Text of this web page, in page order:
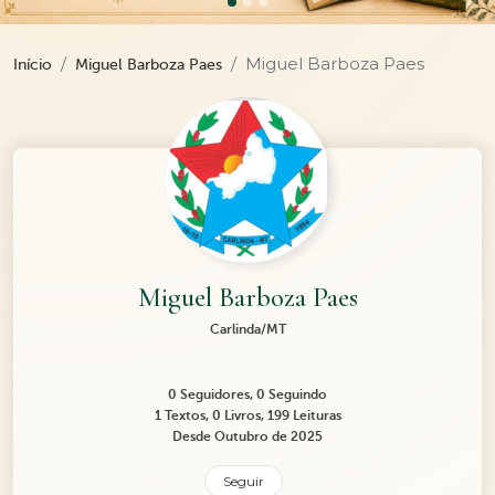
Início Miguel Barboza Paes Miguel Barboza Paes
Miguel Barboza Paes
Carlinda/MT
0 Seguidores, 0 Seguindo
1 Textos, 0 Livros, 199 Leituras
Desde Outubro de 2025
Seguir